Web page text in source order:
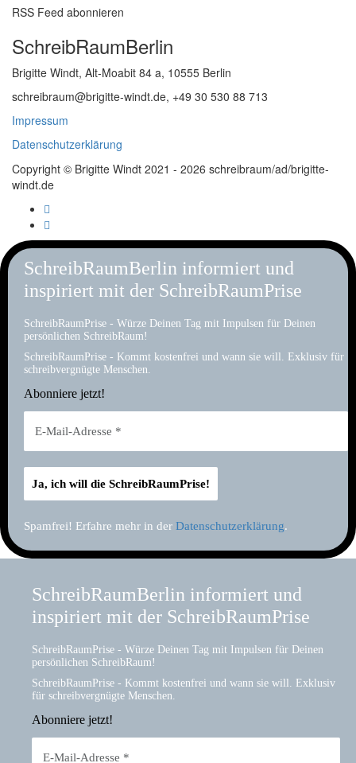
RSS Feed abonnieren
SchreibRaumBerlin
Brigitte Windt, Alt-Moabit 84 a, 10555 Berlin
schreibraum@brigitte-windt.de, +49 30 530 88 713
Impressum
Datenschutzerklärung
Copyright © Brigitte Windt 2021 - 2026 schreibraum/ad/brigitte-
windt.de
SchreibRaumBerlin informiert und
inspiriert mit der SchreibRaumPrise
SchreibRaumPrise - Würze Deinen Tag mit Impulsen für Deinen
persönlichen SchreibRaum!
SchreibRaumPrise - Kommt kostenfrei und wann sie will. Exklusiv für
schreibvergnügte Menschen.
Abonniere jetzt!
Spamfrei! Erfahre mehr in der Datenschutzerklärung.
SchreibRaumBerlin informiert und
inspiriert mit der SchreibRaumPrise
SchreibRaumPrise - Würze Deinen Tag mit Impulsen für Deinen
persönlichen SchreibRaum!
SchreibRaumPrise - Kommt kostenfrei und wann sie will. Exklusiv
für schreibvergnügte Menschen.
Abonniere jetzt!